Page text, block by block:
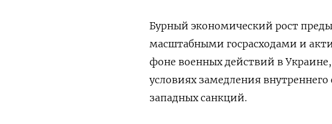
Бурный экономический рост
масштабными госрасходами и
фоне военных действий в
условиях замедления
западных санкций.